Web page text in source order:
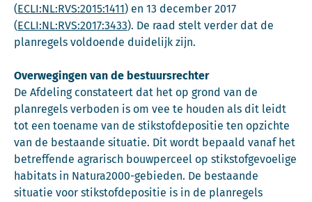
(ECLI:NL:RVS:2015:1411) en 13 december 2017
(ECLI:NL:RVS:2017:3433). De raad stelt verder dat de
planregels voldoende duidelijk zijn.
Overwegingen van de bestuursrechter
De Afdeling constateert dat het op grond van de
planregels verboden is om vee te houden als dit leidt
tot een toename van de stikstofdepositie ten opzichte
van de bestaande situatie. Dit wordt bepaald vanaf het
betreffende agrarisch bouwperceel op stikstofgevoelige
habitats in Natura2000-gebieden. De bestaande
situatie voor stikstofdepositie is in de planregels